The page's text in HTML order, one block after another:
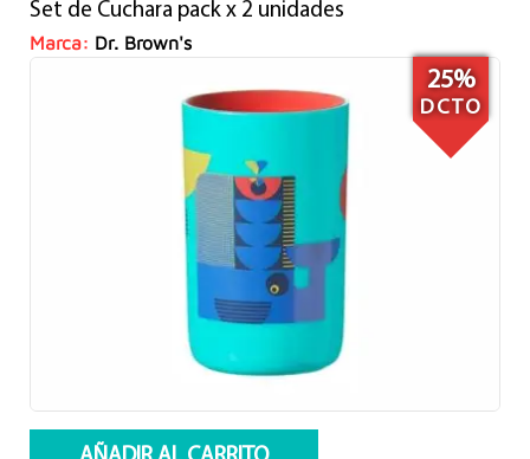
original
S/35.00.
actual
S/19.90.
Set de Cuchara pack x 2 unidades
Marca: Dr. Brown's
25%
DCTO